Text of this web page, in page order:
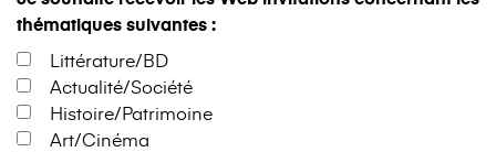
thématiques suivantes :
Littérature/BD
Actualité/Société
Histoire/Patrimoine
Art/Cinéma